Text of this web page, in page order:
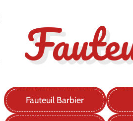
Fauteuil Barbier